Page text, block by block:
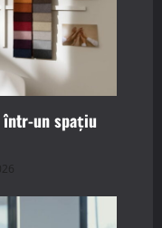
într-un spațiu